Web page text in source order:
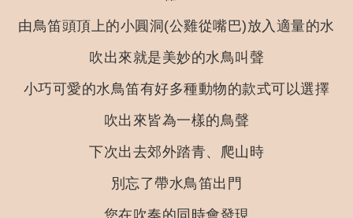
由鳥笛頭頂上的小圓洞(公雞從嘴巴)放入適量的水
吹出來就是美妙的水鳥叫聲
小巧可愛的水鳥笛有好多種動物的款式可以選擇
吹出來皆為一樣的鳥聲
下次出去郊外踏青、爬山時
別忘了帶水鳥笛出門